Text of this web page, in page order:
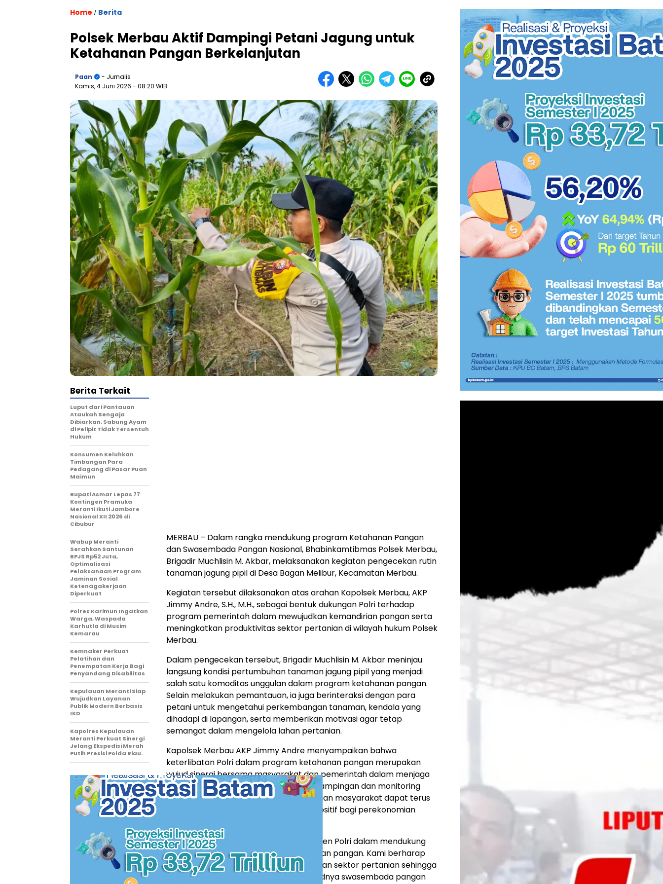
Home / Berita
Polsek Merbau Aktif Dampingi Petani Jagung untuk
Ketahanan Pangan Berkelanjutan
Paan
- Jurnalis
Kamis, 4 Juni 2026 - 08:20 WIB
MERBAU – Dalam rangka mendukung program Ketahanan Pangan
dan Swasembada Pangan Nasional, Bhabinkamtibmas Polsek Merbau,
Brigadir Muchlisin M. Akbar, melaksanakan kegiatan pengecekan rutin
tanaman jagung pipil di Desa Bagan Melibur, Kecamatan Merbau.
Kegiatan tersebut dilaksanakan atas arahan Kapolsek Merbau, AKP
Jimmy Andre, S.H., M.H., sebagai bentuk dukungan Polri terhadap
program pemerintah dalam mewujudkan kemandirian pangan serta
meningkatkan produktivitas sektor pertanian di wilayah hukum Polsek
Merbau.
Dalam pengecekan tersebut, Brigadir Muchlisin M. Akbar meninjau
langsung kondisi pertumbuhan tanaman jagung pipil yang menjadi
salah satu komoditas unggulan dalam program ketahanan pangan.
Selain melakukan pemantauan, ia juga berinteraksi dengan para
petani untuk mengetahui perkembangan tanaman, kendala yang
dihadapi di lapangan, serta memberikan motivasi agar tetap
semangat dalam mengelola lahan pertanian.
Kapolsek Merbau AKP Jimmy Andre menyampaikan bahwa
keterlibatan Polri dalam program ketahanan pangan merupakan
wujud sinergi bersama masyarakat dan pemerintah dalam menjaga
stabilitas pangan nasional. Melalui pendampingan dan monitoring
secara berkala, diharapkan hasil pertanian masyarakat dapat terus
meningkat dan memberikan dampak positif bagi perekonomian
“Kegiatan ini merupakan bentuk komitmen Polri dalam mendukung
program pemerintah di bidang ketahanan pangan. Kami berharap
para petani dapat terus mengembangkan sektor pertanian sehingga
mampu berkontribusi terhadap terwujudnya swasembada pangan
Berita Terkait
Luput dari Pantauan
Ataukah Sengaja
Dibiarkan, Sabung Ayam
di Pelipit Tidak Tersentuh
Hukum
Konsumen Keluhkan
Timbangan Para
Pedagang di Pasar Puan
Maimun
Bupati Asmar Lepas 77
Kontingen Pramuka
Meranti Ikuti Jambore
Nasional XII 2026 di
Cibubur
Wabup Meranti
Serahkan Santunan
BPJS Rp52 Juta,
Optimalisasi
Pelaksanaan Program
Jaminan Sosial
Ketenagakerjaan
Diperkuat
Polres Karimun Ingatkan
Warga, Waspada
Karhutla di Musim
Kemarau
Kemnaker Perkuat
Pelatihan dan
Penempatan Kerja Bagi
Penyandang Disabilitas
Kepulauan Meranti Siap
Wujudkan Layanan
Publik Modern Berbasis
IKD
Kapolres Kepulauan
Meranti Perkuat Sinergi
Jelang Ekspedisi Merah
Putih Presisi Polda Riau.